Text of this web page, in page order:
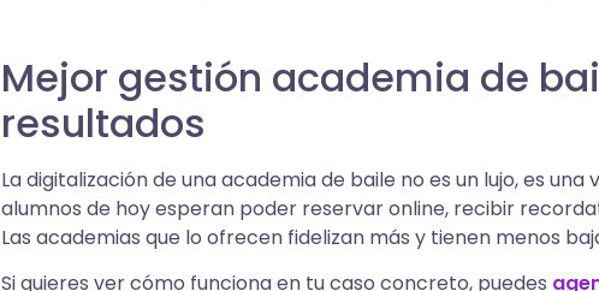
Mejor gestión academia de
resultados
La digitalización de una academia de baile no es un lujo, es
alumnos de hoy esperan poder reservar online, recibir
Las academias que lo ofrecen fidelizan más y tienen menos
Si quieres ver cómo funciona en tu caso concreto, puedes